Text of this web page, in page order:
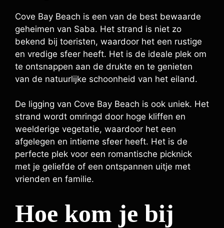
Cove Bay Beach is een van de best bewaarde
geheimen van Saba. Het strand is niet zo
bekend bij toeristen, waardoor het een rustige
en vredige sfeer heeft. Het is de ideale plek om
te ontsnappen aan de drukte en te genieten
van de natuurlijke schoonheid van het eiland.
De ligging van Cove Bay Beach is ook uniek. Het
strand wordt omringd door hoge kliffen en
weelderige vegetatie, waardoor het een
afgelegen en intieme sfeer heeft. Het is de
perfecte plek voor een romantische picknick
met je geliefde of een ontspannen uitje met
vrienden en familie.
Hoe kom je bij